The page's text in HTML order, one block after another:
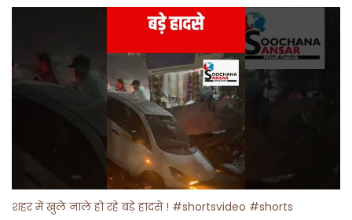
शहर में खुले नाले हो रहे बड़े हादसे ! #shortsvideo #shorts